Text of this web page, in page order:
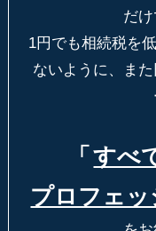
だけ
1円でも相続税を
ないように、
ま
「 すべ
プロフェ